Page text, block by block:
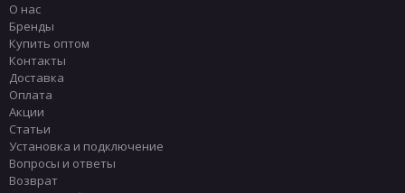
О нас
Бренды
Купить оптом
Контакты
Доставка
Оплата
Акции
Статьи
Установка и подключение
Вопросы и ответы
Возврат